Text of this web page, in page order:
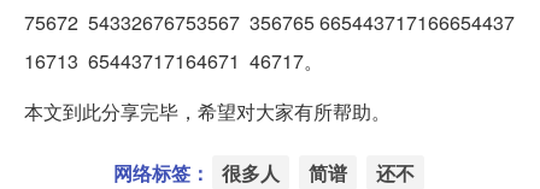
75672 54332676753567 356765 665443717166654437
16713 65443717164671 46717。
本文到此分享完毕，希望对大家有所帮助。
网络标签： 很多人 简谱 还不